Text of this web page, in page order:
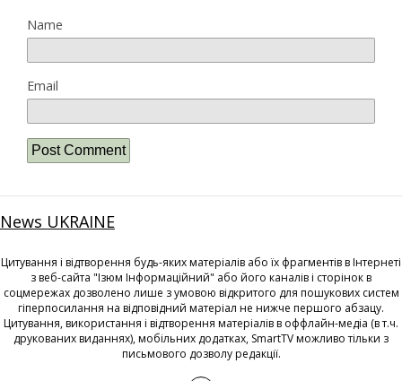
Name
Email
News UKRAINE
Цитування і відтворення будь-яких матеріалів або їх фрагментів в Інтернеті
з веб-сайта "Ізюм Інформаційний" або його каналів і сторінок в
соцмережах дозволено лише з умовою відкритого для пошукових систем
гіперпосилання на відповідний матеріал не нижче першого абзацу.
Цитування, використання і відтворення матеріалів в оффлайн-медіа (в т.ч.
друкованих виданнях), мобільних додатках, SmartTV можливо тільки з
письмового дозволу редакції.